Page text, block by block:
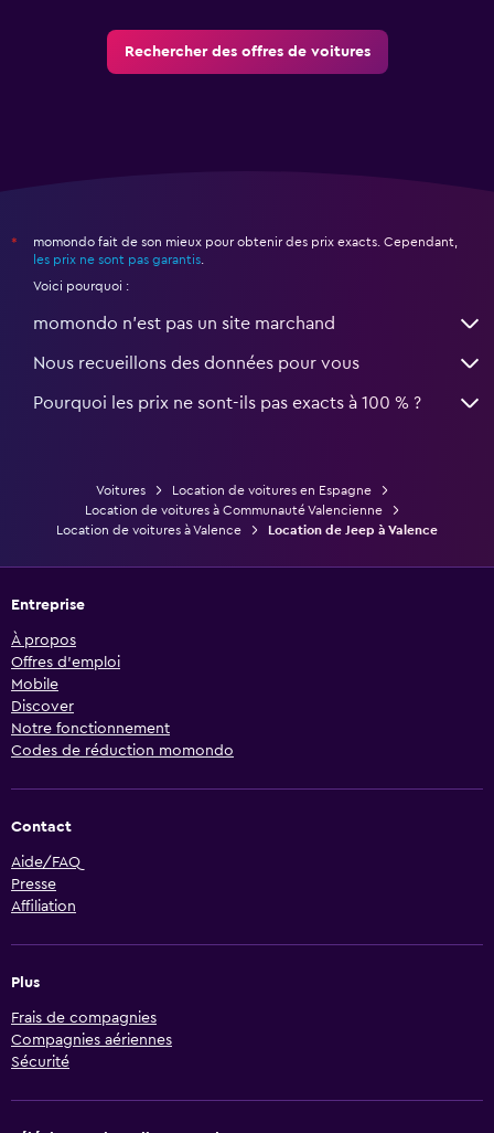
Rechercher des offres de voitures
*
momondo fait de son mieux pour obtenir des prix exacts. Cependant,
les prix ne sont pas garantis
Voici pourquoi :
momondo n'est pas un site marchand
Nous recueillons des données pour vous
Pourquoi les prix ne sont-ils pas exacts à 100 % ?
Voitures
Location de voitures en Espagne
Location de voitures à Communauté Valencienne
Location de voitures à Valence
Location de Jeep à Valence
Entreprise
À propos
Offres d’emploi
Mobile
Discover
Notre fonctionnement
Codes de réduction momondo
Contact
Aide/FAQ
Presse
Affiliation
Plus
Frais de compagnies
Compagnies aériennes
Sécurité